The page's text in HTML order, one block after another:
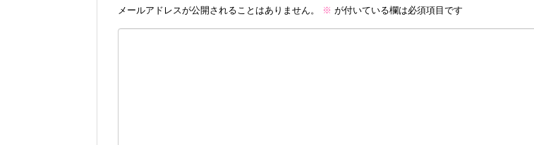
メールアドレスが公開されることはありません。 ※ が付いている欄は必須項目です